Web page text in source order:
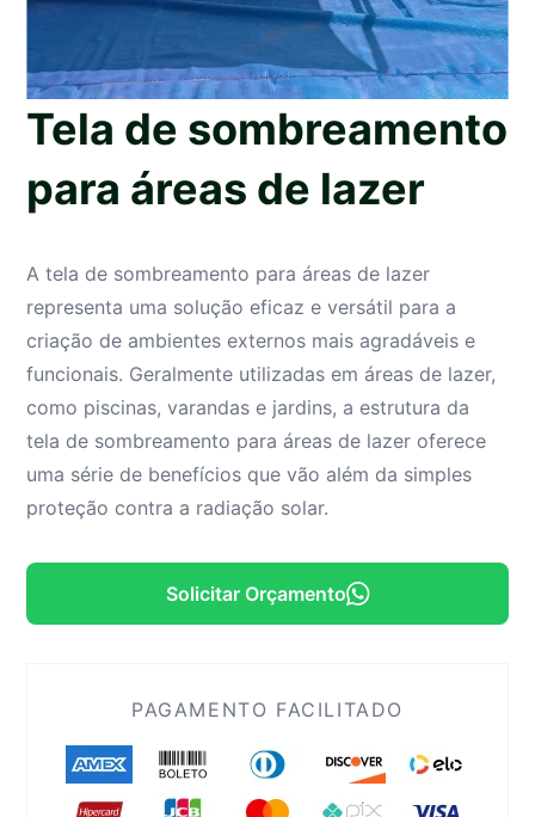
Tela de sombreamento
para áreas de lazer
A tela de sombreamento para áreas de lazer
representa uma solução eficaz e versátil para a
criação de ambientes externos mais agradáveis e
funcionais. Geralmente utilizadas em áreas de lazer,
como piscinas, varandas e jardins, a estrutura da
tela de sombreamento para áreas de lazer oferece
uma série de benefícios que vão além da simples
proteção contra a radiação solar.
Solicitar Orçamento
PAGAMENTO FACILITADO